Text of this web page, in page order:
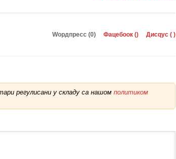
Wордпресс (0) Фацебоок () Дисqус ( )
регулисани у складу са нашом политиком